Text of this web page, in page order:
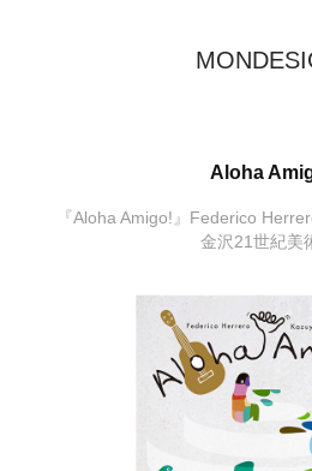
Aloha
『Aloha Amigo!』Federico
金沢21世紀美